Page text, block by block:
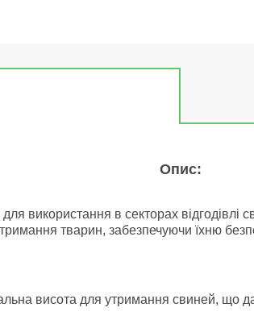
Опис:
використання в секторах відгодівлі
тварин, забезпечуючи їхню
висота для утримання свиней, що